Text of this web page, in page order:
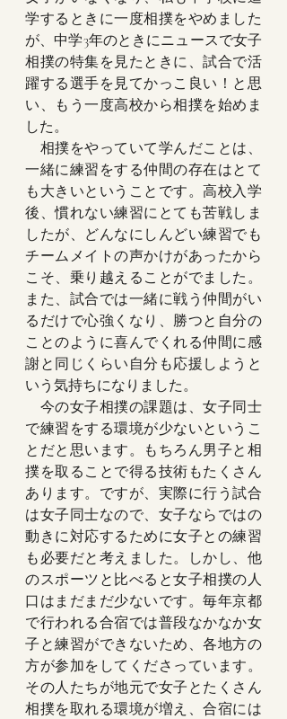
学するときに一度相撲をやめました
が、中学3年のときにニュースで女子
相撲の特集を見たときに、試合で活
躍する選手を見てかっこ良い！と思
い、もう一度高校から相撲を始めま
した。
相撲をやっていて学んだことは、
一緒に練習をする仲間の存在はとて
も大きいということです。高校入学
後、慣れない練習にとても苦戦しま
したが、どんなにしんどい練習でも
チームメイトの声かけがあったから
こそ、乗り越えることがでました。
また、試合では一緒に戦う仲間がい
るだけで心強くなり、勝つと自分の
ことのように喜んでくれる仲間に感
謝と同じくらい自分も応援しようと
いう気持ちになりました。
今の女子相撲の課題は、女子同士
で練習をする環境が少ないというこ
とだと思います。もちろん男子と相
撲を取ることで得る技術もたくさん
あります。ですが、実際に行う試合
は女子同士なので、女子ならではの
動きに対応するために女子との練習
も必要だと考えました。しかし、他
のスポーツと比べると女子相撲の人
口はまだまだ少ないです。毎年京都
で行われる合宿では普段なかなか女
子と練習ができないため、各地方の
方が参加をしてくださっています。
その人たちが地元で女子とたくさん
相撲を取れる環境が増え、合宿には